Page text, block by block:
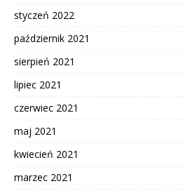
styczeń 2022
październik 2021
sierpień 2021
lipiec 2021
czerwiec 2021
maj 2021
kwiecień 2021
marzec 2021